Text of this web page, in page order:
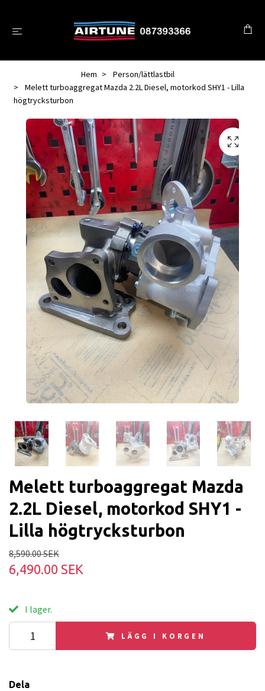
Hem
Person/lättlastbil
Melett turboaggregat Mazda 2.2L Diesel, motorkod SHY1 - Lilla
högtrycksturbon
Melett turboaggregat Mazda
2.2L Diesel, motorkod SHY1 -
Lilla högtrycksturbon
8,590.00 SEK
6,490.00 SEK
I lager.
LÄGG I KORGEN
Dela